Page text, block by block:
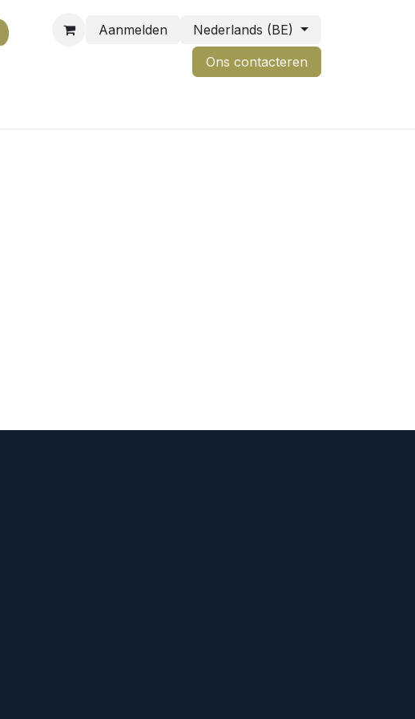
Aanmelden
Nederlands (BE)
Ons contacteren